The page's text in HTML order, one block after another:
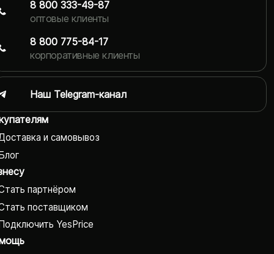
и самовывоз
партнёром
поставщиком
YesPrice
8 800 333-49-87
оптовые клиенты
8 800 775-84-17
корпоративные клиенты
Наш Telegram-канал